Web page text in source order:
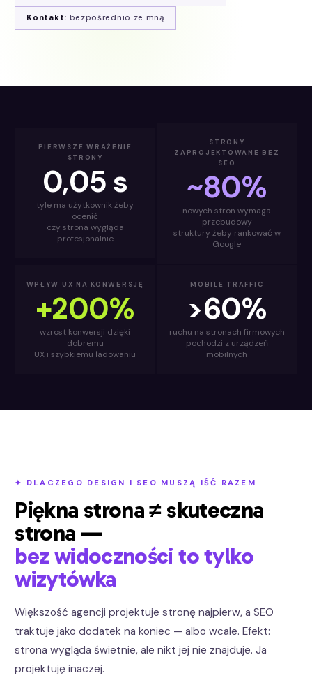
Kontakt: bezpośrednio ze mną
PIERWSZE WRAŻENIE
STRONY
0,05 s
tyle ma użytkownik żeby
ocenić
czy strona wygląda
profesjonalnie
STRONY
ZAPROJEKTOWANE BEZ
SEO
~80%
nowych stron wymaga
przebudowy
struktury żeby rankować w
Google
WPŁYW UX NA KONWERSJĘ
+200%
wzrost konwersji dzięki
dobremu
UX i szybkiemu ładowaniu
MOBILE TRAFFIC
>60%
ruchu na stronach firmowych
pochodzi z urządzeń
mobilnych
✦ DLACZEGO DESIGN I SEO MUSZĄ IŚĆ RAZEM
Piękna strona ≠ skuteczna
strona —
bez widoczności to tylko
wizytówka
Większość agencji projektuje stronę najpierw, a SEO
traktuje jako dodatek na koniec — albo wcale. Efekt:
strona wygląda świetnie, ale nikt jej nie znajduje. Ja
projektuję inaczej.